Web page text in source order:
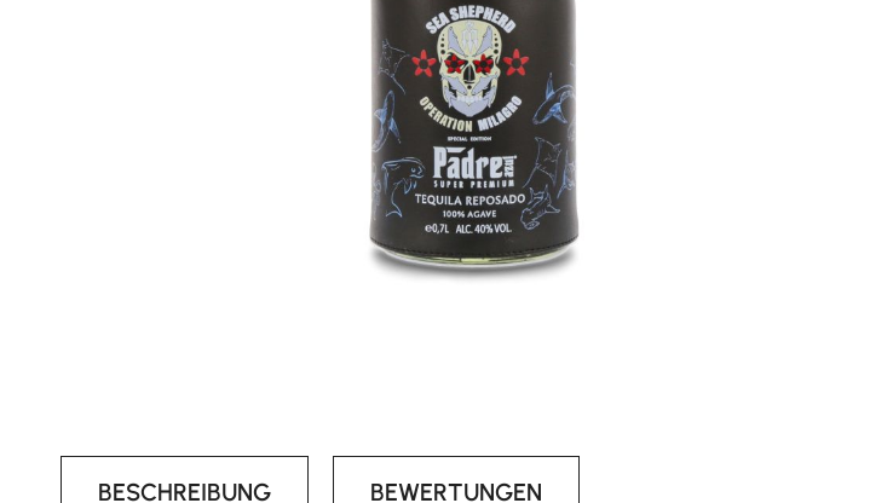
BESCHREIBUNG BEWERTUNGEN